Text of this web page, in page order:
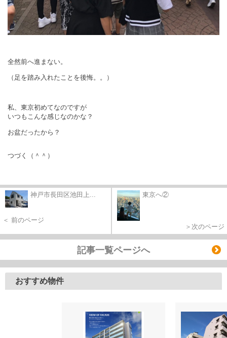
全然前へ進まない。
（足を踏み入れたことを後悔。。）
私、東京初めてなのですが
いつもこんな感じなのかな？
お盆だったから？
つづく（＾＾）
神戸市長田区池田上...
＜ 前のページ
東京へ②
＞次のページ
記事一覧ページへ
おすすめ物件